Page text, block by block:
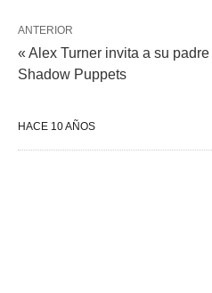
ANTERIOR
« Alex Turner invita a su
Shadow Puppets
HACE 10 AÑOS